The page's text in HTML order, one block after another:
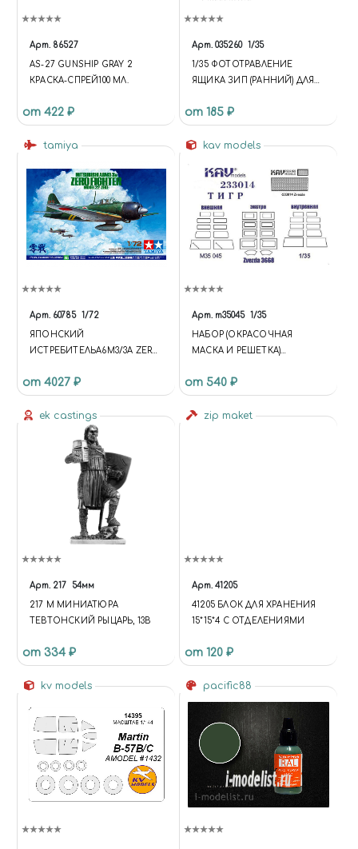
Арт. 86527
AS-27 GUNSHIP GRAY 2
КРАСКА-СПРЕЙ100 МЛ.
от 422 ₽
Арт. 035260 1/35
1/35 ФОТОТРАВЛЕНИЕ
ЯЩИКА ЗИП (РАННИЙ) ДЛЯ
от 185 ₽
tamiya
Арт. 60785 1/72
ЯПОНСКИЙ
ИСТРЕБИТЕЛЬA6M3/3A ZERO
(1:72)
от 4027 ₽
kav models
Арт. m35045 1/35
НАБОР (ОКРАСОЧНАЯ
МАСКА И РЕШЕТКА)
ГОРЬКОВСКОГО
АВТОЗАВОДА-233014
(ЗВЕЗДА)
от 540 ₽
ek castings
Арт. 217 54мм
217 M МИНИАТЮРА
ТЕВТОНСКИЙ РЫЦАРЬ, 13В
от 334 ₽
zip maket
Арт. 41205
41205 БЛОК ДЛЯ ХРАНЕНИЯ
15*15*4 С ОТДЕЛЕНИЯМИ
от 120 ₽
kv models pacific88